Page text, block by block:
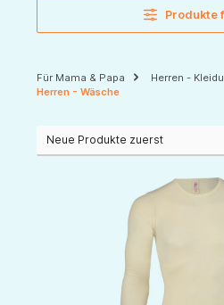
Produkte
Für Mama & Papa
Herren -
Herren - Wäsche